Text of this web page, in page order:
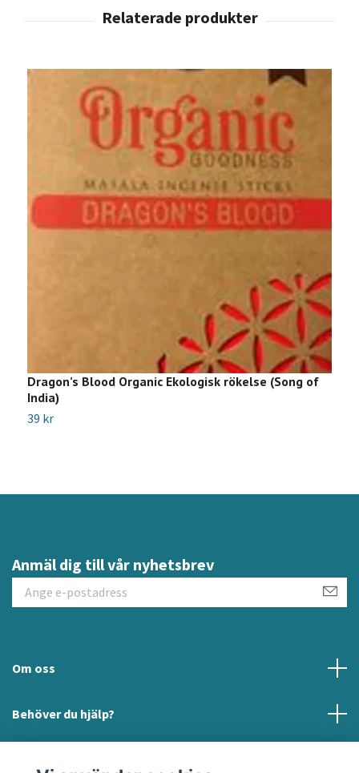
Dragon’s Blood Organic Ekologisk rökelse (Song of
India)
39 kr
Anmäl dig till vår nyhetsbrev
Om oss
Behöver du hjälp?